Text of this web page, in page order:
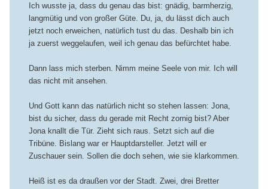
Ich wusste ja, dass du genau das bist: gnädig, barmherzig,
langmütig und von großer Güte. Du, ja, du lässt dich auch
jetzt noch erweichen, natürlich tust du das. Deshalb bin ich
ja zuerst weggelaufen, weil ich genau das befürchtet habe.
Dann lass mich sterben. Nimm meine Seele von mir. Ich will
das nicht mit ansehen.
Und Gott kann das natürlich nicht so stehen lassen: Jona,
bist du sicher, dass du gerade mit Recht zornig bist? Aber
Jona knallt die Tür. Zieht sich raus. Setzt sich auf die
Tribüne. Bislang war er Hauptdarsteller. Jetzt will er
Zuschauer sein. Sollen die doch sehen, wie sie klarkommen.
Heiß ist es da draußen vor der Stadt. Zwei, drei Bretter